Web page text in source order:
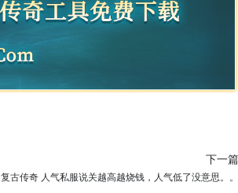
下一篇
复古传奇 人气私服说关越高越烧钱，人气低了没意思。。